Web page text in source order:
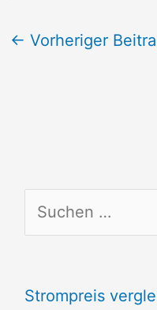
← Vorheriger
u
h
Strompreis